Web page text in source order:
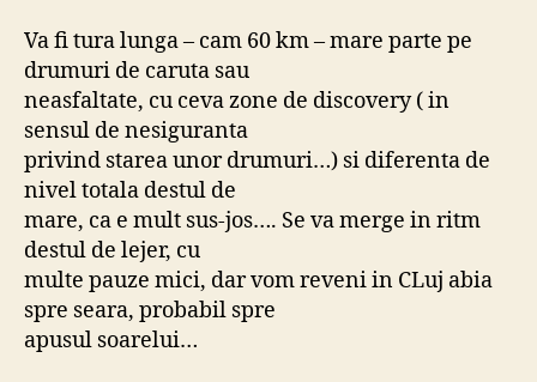
la
iesirea
Manastur
Floresti
Va fi tura lunga – cam 60 km – mare parte pe
drumuri de caruta sau
neasfaltate, cu ceva zone de discovery ( in
sensul de nesiguranta
privind starea unor drumuri…) si diferenta de
nivel totala destul de
mare, ca e mult sus-jos…. Se va merge in ritm
destul de lejer, cu
multe pauze mici, dar vom reveni in CLuj abia
spre seara, probabil spre
apusul soarelui…